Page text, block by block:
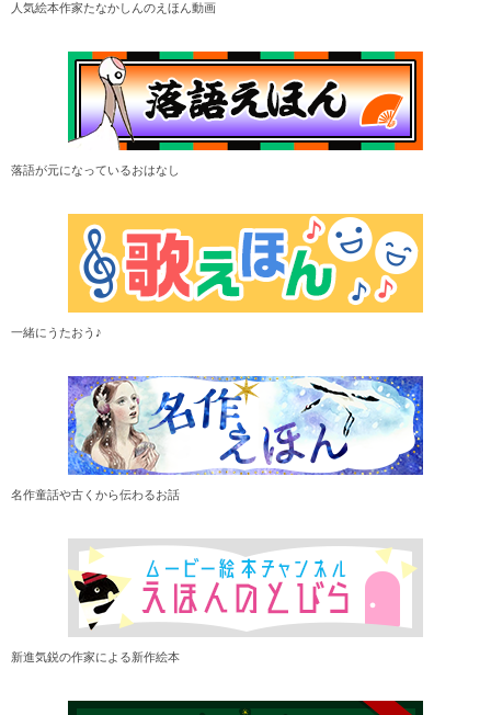
人気絵本作家たなかしんのえほん動画
落語が元になっているおはなし
一緒にうたおう♪
名作童話や古くから伝わるお話
新進気鋭の作家による新作絵本